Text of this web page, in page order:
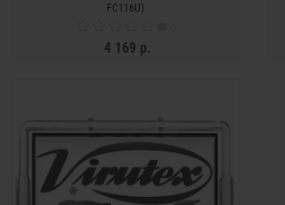
FC116U)
4 169 р.